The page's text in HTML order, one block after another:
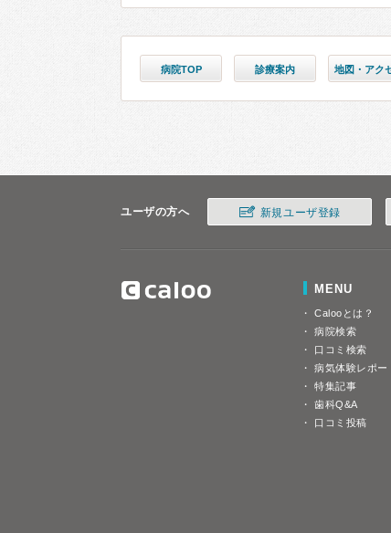
病院TOP 診療案内 地図・アク
ユーザの方へ 新規ユーザ登録
MENU
Calooとは？
病院検索
口コミ検索
病気体験レポー
特集記事
歯科Q&A
口コミ投稿